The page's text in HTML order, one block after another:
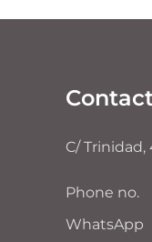
C/ Trinidad,
Phone no.
WhatsApp